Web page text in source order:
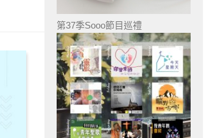
第37季Sooo節目巡禮